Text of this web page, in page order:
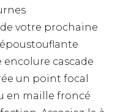
votre prochaine
cascade
un point focal
en maille froncé